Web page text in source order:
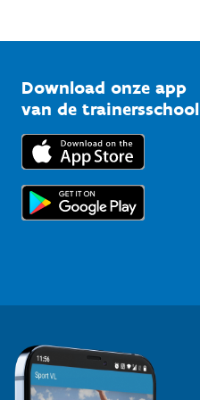
Bedrijven
Trainers en begeleiders
Topsporters
Vlaamse Trainersschool
Kennisplatform
Downloads
Voor de pers
Download onze app
van de trainersschool